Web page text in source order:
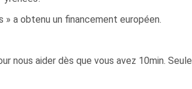
a obtenu un financement européen.
nous aider dès que vous avez 10min. Seule